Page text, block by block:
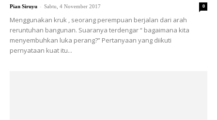
Pian Siruyu - Sabtu, 4 November 2017 0
Menggunakan kruk , seorang perempuan berjalan dari arah
reruntuhan bangunan. Suaranya terdengar “ bagaimana kita
menyembuhkan luka perang?” Pertanyaan yang diikuti
pernyataan kuat itu...